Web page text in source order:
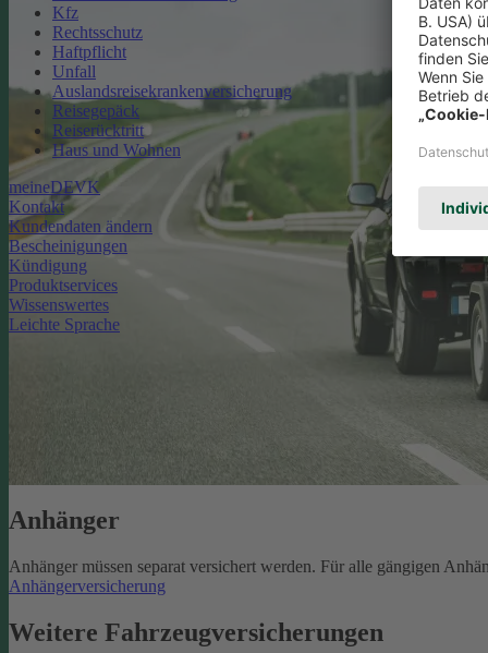
Kfz
Rechtsschutz
Haftpflicht
Unfall
Auslandsreisekrankenversicherung
Reisegepäck
Reiserücktritt
Haus und Wohnen
meineDEVK
Kontakt
Kundendaten ändern
Bescheinigungen
Kündigung
Produktservices
Wissenswertes
Leichte Sprache
Anhänger
Anhänger müssen separat versichert werden. Für alle gängigen
Anhängerversicherung
Weitere Fahrzeugversicherungen